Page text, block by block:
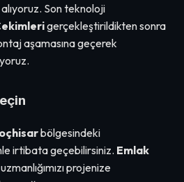
Son teknoloji
gerçekleştirildikten sonra
aşamasına geçerek
bölgesindeki
irtibata geçebilirsiniz. Emlak
projenize